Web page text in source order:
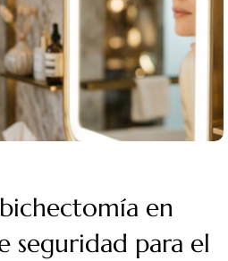
en
seguridad para el